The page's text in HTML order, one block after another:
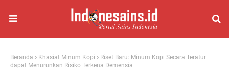
Beranda Khasiat Minum Kopi
Riset Baru: Minum Kopi Secara Teratur
dapat Menurunkan Risiko Terkena Demensia